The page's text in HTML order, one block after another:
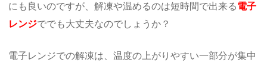
にも良いのですが、解凍や温めるのは短時間で出来る電子
レンジででも大丈夫なのでしょうか？
電子レンジでの解凍は、温度の上がりやすい一部分が集中